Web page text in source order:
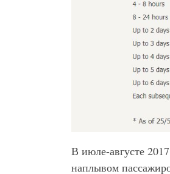
В июле-августе
наплывом